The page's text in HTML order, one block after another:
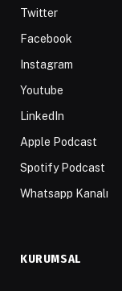
Twitter
Facebook
Instagram
Youtube
LinkedIn
Apple Podcast
Spotify Podcast
Whatsapp Kanalı
KURUMSAL